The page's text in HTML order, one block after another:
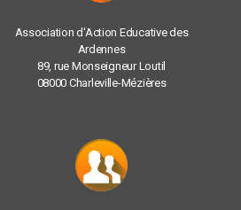
Association d'Action Educative des
Ardennes
89, rue Monseigneur Loutil
08000 Charleville-Mézières